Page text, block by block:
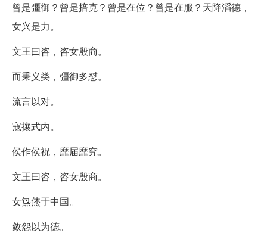
曾是彊御？曾是掊克？曾是在位？曾是在服？天降滔德，
女兴是力。
文王曰咨，咨女殷商。
而秉义类，彊御多怼。
流言以对。
寇攘式内。
侯作侯祝，靡届靡究。
文王曰咨，咨女殷商。
女炰烋于中国。
敛怨以为德。